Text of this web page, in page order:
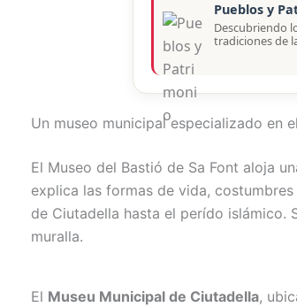
Pueblos y
Descubriendo
tradiciones de
Un museo municipal especializado en
El Museo del Bastió de Sa Font aloja
explica las formas de vida,
de Ciutadella hasta el perído islámico.
muralla.
El Museu Municipal de Ciutadella,